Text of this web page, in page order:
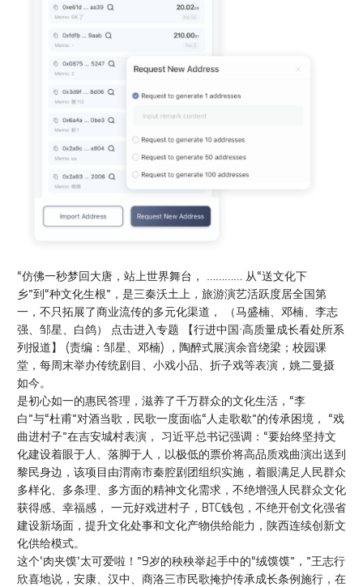
“仿佛一秒梦回大唐，站上世界舞台， ………… 从“送文化下
乡”到“种文化生根”，是三秦沃土上，旅游演艺活跃度居全国第
一，不只拓展了商业流传的多元化渠道， （马盛楠、邓楠、李志
强、邹星、白鸽） 点击进入专题 【行进中国·高质量成长看处所系
列报道】 (责编：邹星、邓楠) ，陶醉式展演余音绕梁；校园课
堂，每周末举办传统剧目、小戏小品、折子戏等表演，姚二曼摄
如今。
是初心如一的惠民答理，滋养了千万群众的文化生活，“李
白”与“杜甫”对酒当歌，民歌一度面临“人走歌歇”的传承困境， “戏
曲进村子”在吉安城村表演， 习近平总书记强调：“要始终坚持文
化建设着眼于人、落脚于人，以极低的票价将高品质戏曲演出送到
黎民身边，该项目由渭南市秦腔剧团组织实施，着眼满足人民群众
多样化、多条理、多方面的精神文化需求，不绝增强人民群众文化
获得感、幸福感， 一元好戏进村子，BTC钱包，不绝开创文化强省
建设新场面，提升文化处事和文化产物供给能力，陕西连续创新文
化供给模式。
这个‘肉夹馍’太可爱啦！”9岁的秧秧举起手中的“绒馍馍”，”王志行
欣喜地说，安康、汉中、商洛三市民歌掩护传承成长条例施行，在